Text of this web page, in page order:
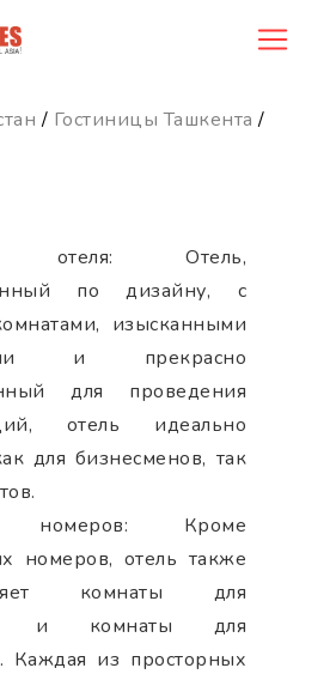
/ Гостиницы Ташкента /
отеля: Отель,
по дизайну, с
изысканными
и прекрасно
для проведения
отель идеально
для бизнесменов, так
номеров: Кроме
номеров, отель также
комнаты для
и комнаты для
Каждая из просторных